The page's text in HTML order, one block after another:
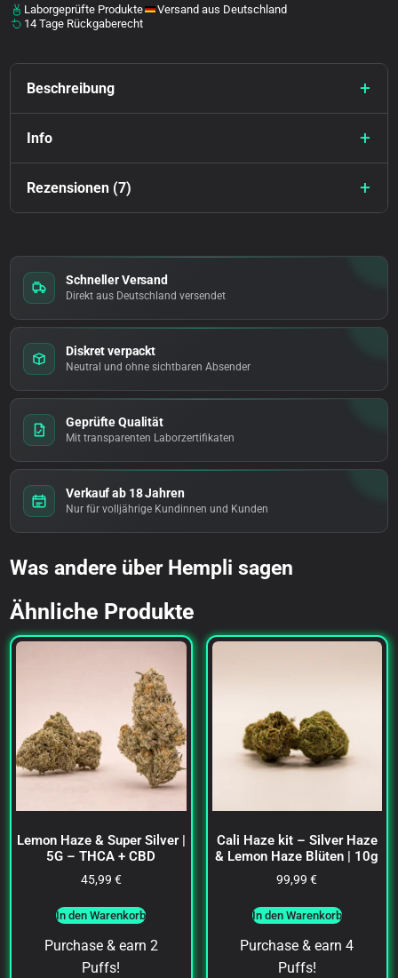
Laborgeprüfte Produkte
Versand aus Deutschland
14 Tage Rückgaberecht
Beschreibung
Info
Rezensionen (7)
Schneller Versand
Direkt aus Deutschland versendet
Diskret verpackt
Neutral und ohne sichtbaren Absender
Geprüfte Qualität
Mit transparenten Laborzertifikaten
Verkauf ab 18 Jahren
Nur für volljährige Kundinnen und Kunden
Was andere über Hempli sagen
Ähnliche Produkte
Lemon Haze & Super Silver |
5G – THCA + CBD
45,99 €
In den Warenkorb
Purchase & earn 2
Puffs!
Cali Haze kit – Silver Haze
& Lemon Haze Blüten | 10g
99,99€
In den Warenkorb
Purchase & earn 4
Puffs!